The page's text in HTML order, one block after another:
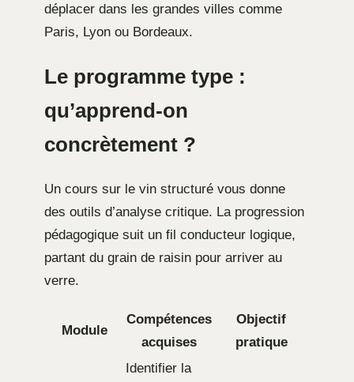
déplacer dans les grandes villes comme
Paris, Lyon ou Bordeaux.
Le programme type :
qu’apprend-on
concrètement ?
Un cours sur le vin structuré vous donne
des outils d’analyse critique. La progression
pédagogique suit un fil conducteur logique,
partant du grain de raisin pour arriver au
verre.
Module
Compétences
acquises
Objectif
pratique
Identifier la